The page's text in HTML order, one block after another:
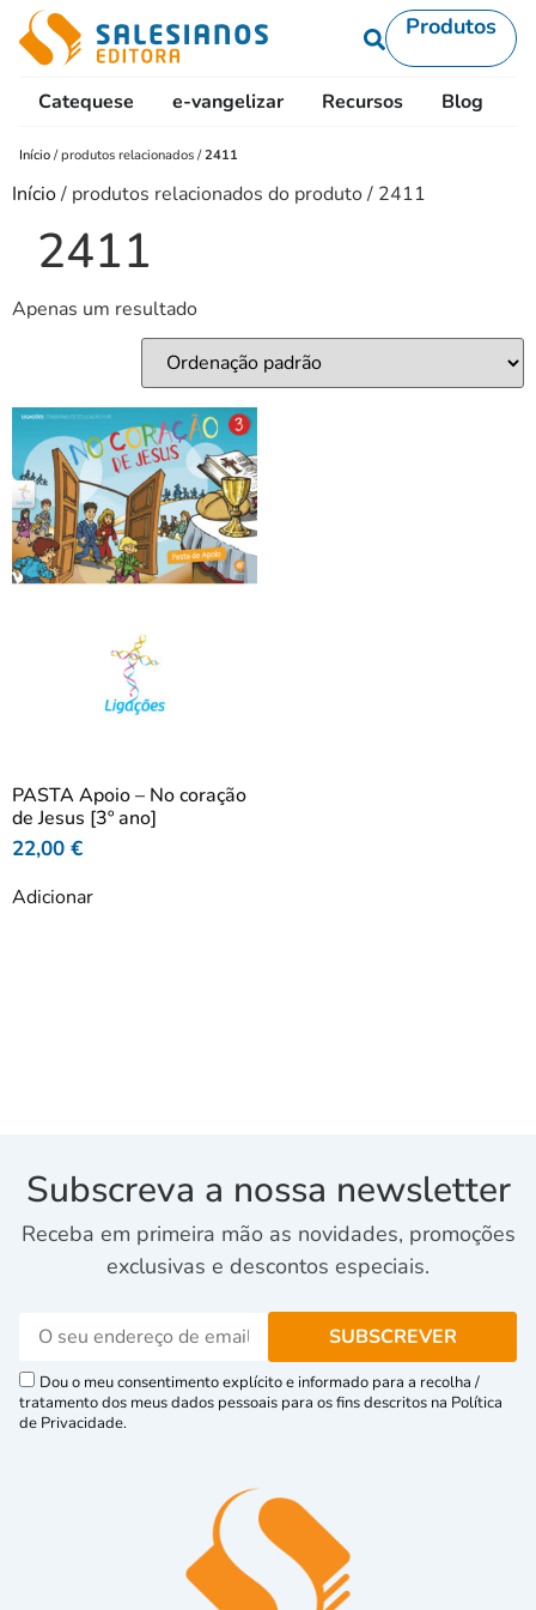
Produtos
Catequese e-vangelizar Recursos Blog
Início /produtos relacionados /2411
Início/ produtos relacionados do produto / 2411
2411
Apenas um resultado
PASTA Apoio – No coração
de Jesus [3º ano]
22,00 €
Adicionar
Subscreva a nossa newsletter
Receba em primeira mão as novidades, promoções
exclusivas e descontos especiais.
Dou o meu consentimento explícito e informado para a recolha /
tratamento dos meus dados pessoais para os fins descritos na Política
de Privacidade.